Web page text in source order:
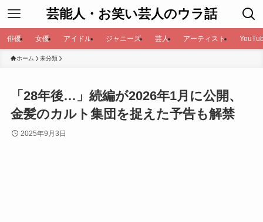
芸能人・お笑い芸人のウラ話
俳優 女優 アイドル ジャニーズ 芸人 アーティスト
ホーム 未分類
「28年後…」続編が2026年1月に公開、
金髪のカルト集団を捉えた予告も解禁
2025年9月3日